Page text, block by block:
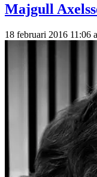
Majgull
18 februari 2016 11:06